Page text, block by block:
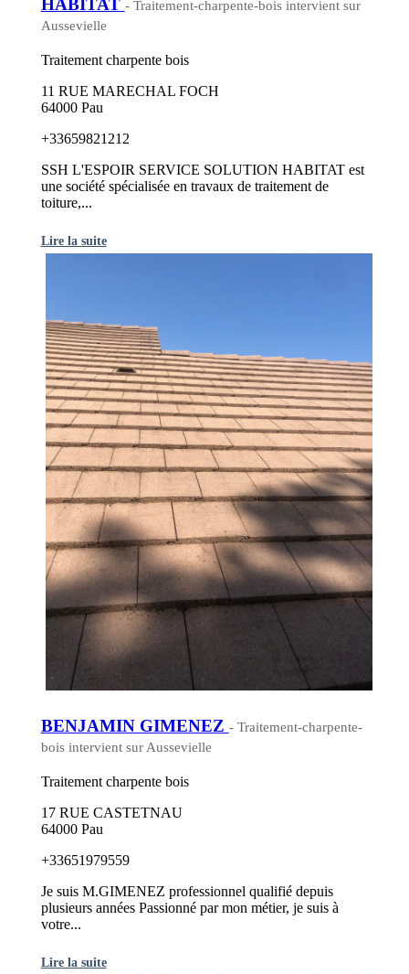
HABITAT - Traitement-charpente-bois intervient sur
Aussevielle
Traitement charpente bois
11 RUE MARECHAL FOCH
64000 Pau
+33659821212
SSH L'ESPOIR SERVICE SOLUTION HABITAT est
une société spécialisée en travaux de traitement de
toiture,...
Lire la suite
BENJAMIN GIMENEZ - Traitement-charpente-
bois intervient sur Aussevielle
Traitement charpente bois
17 RUE CASTETNAU
64000 Pau
+33651979559
Je suis M.GIMENEZ professionnel qualifié depuis
plusieurs années Passionné par mon métier, je suis à
votre...
Lire la suite